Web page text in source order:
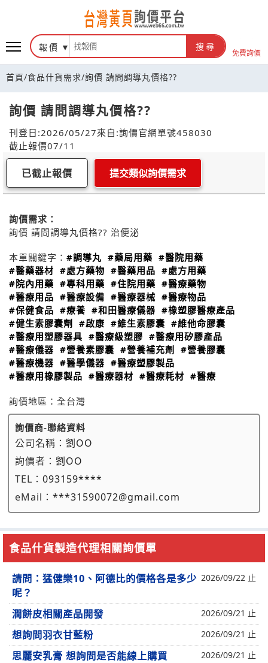
報價 搜尋
免費詢價
首頁/食品什貨需求/詢價 請問調導丸價格??
詢價 請問調導丸價格??
刊登日:2026/05/27來自:詢價官網單號458030
截止報價07/11
已截止報價 提交類似詢價需求
詢價需求：
詢價 請問調導丸價格?? 治便泌
本單關鍵字： #調導丸 #藥局用藥 #醫院用藥
#醫藥器材 #處方藥物 #醫藥用品 #處方用藥
#院內用藥 #專科用藥 #住院用藥 #醫療藥物
#醫療用品 #醫療設備 #醫療器械 #醫療物品
#保健食品 #療養 #和田醫療儀器 #橡塑膠醫療產品
#健生素膠囊劑
#啟康 #維生素膠囊 #維他命膠囊
#醫療用塑膠器具 #醫療級塑膠 #醫療用矽膠產品
#醫療儀器 #營養素膠囊 #營養補充劑
#營養膠囊
#醫療機器 #醫學儀器 #醫療塑膠製品
#醫療用橡膠製品 #醫療器材 #醫療耗材 #醫療
詢價地區： 全台灣
詢價商-聯絡資料
公司名稱： 劉OO
詢價者： 劉OO
TEL： 093159****
eMail： ***31590072@gmail.com
食品什貨製造代理相關詢價單
請問：猛健樂10、阿德比的價格各是多少
呢？
2026/09/22 止
潤餅皮相關產品開發 2026/09/21 止
想詢問羽衣甘藍粉 2026/09/21 止
思麗安乳膏 想詢問是否能線上購買 2026/09/21 止